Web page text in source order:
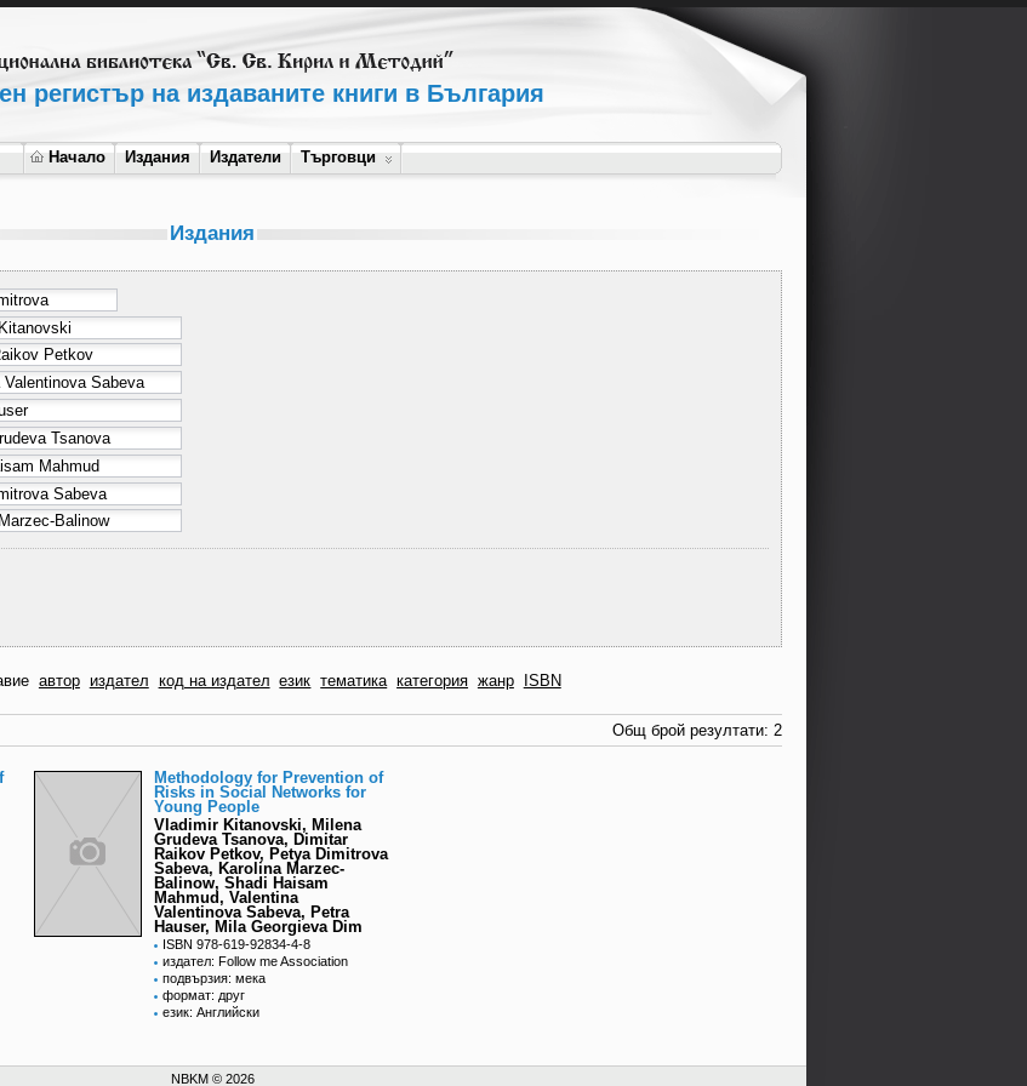
регистър на издаваните книги в България
Начало Издания Издатели Търговци
Издания
автор издател код на издател език тематика категория жанр ISBN
Общ брой резултати: 2
Methodology for Prevention of
Risks in Social Networks for
Young People
Vladimir Kitanovski, Milena
Grudeva Tsanova, Dimitar
Raikov Petkov, Petya Dimitrova
Sabeva, Karolina Marzec-
Balinow, Shadi Haisam
Mahmud, Valentina
Valentinova Sabeva, Petra
Hauser, Mila Georgieva Dim
ISBN 978-619-92834-4-8
издател: Follow me Association
подвързия: мека
формат: друг
език: Английски
NBKM © 2026